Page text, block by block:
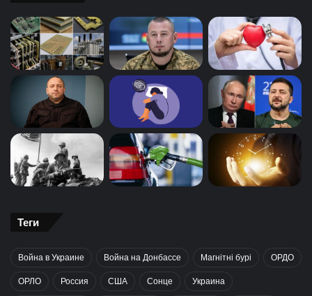
Теги
Война в Украине Война на Донбассе Магнітні бурі ОРДО
ОРЛО Россия США Сонце Украина